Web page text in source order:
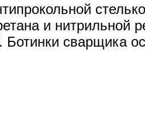
и нитрильной
. Ботинки сварщика